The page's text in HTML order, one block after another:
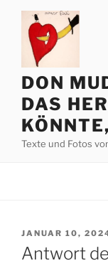
Zum
springen
DON
DAS
Texte und Fotos
AM
JANUAR 10,
Antwort